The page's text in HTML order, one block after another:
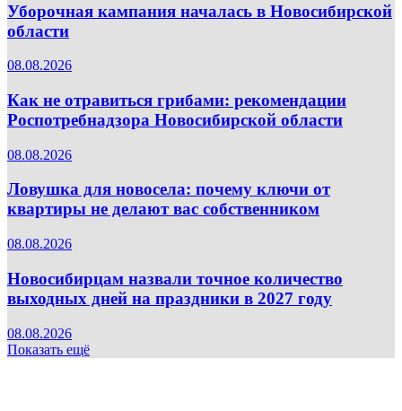
Уборочная кампания началась в Новосибирской
области
08.08.2026
Как не отравиться грибами: рекомендации
Роспотребнадзора Новосибирской области
08.08.2026
Ловушка для новосела: почему ключи от
квартиры не делают вас собственником
08.08.2026
Новосибирцам назвали точное количество
выходных дней на праздники в 2027 году
08.08.2026
Показать ещё